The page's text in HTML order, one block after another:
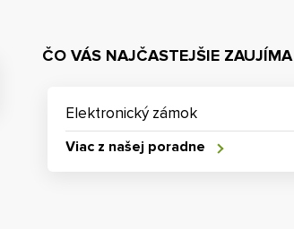
ČO VÁS NAJČASTEJŠIE ZAUJÍMA
Elektronický zámok
Viac z našej poradne